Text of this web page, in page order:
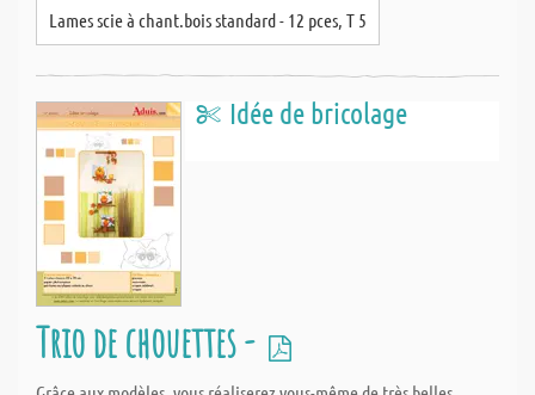
Lames scie à chant.bois standard - 12 pces, T 5
Idée de bricolage
Trio de chouettes -